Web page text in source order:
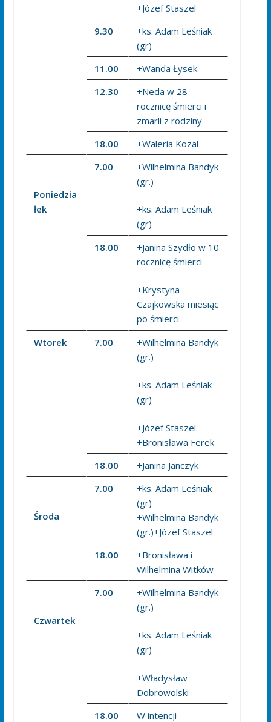
+Józef Staszel
9.30
+ks. Adam Leśniak
(gr)
11.00
+Wanda Łysek
12.30
+Neda w 28
rocznicę śmierci i
zmarli z rodziny
18.00
+Waleria Kozal
Poniedzia
łek
7.00
+Wilhelmina Bandyk
(gr.)
+ks. Adam Leśniak
(gr)
18.00
+Janina Szydło w 10
rocznicę śmierci
+Krystyna
Czajkowska miesiąc
po śmierci
Wtorek
7.00
+Wilhelmina Bandyk
(gr.)
+ks. Adam Leśniak
(gr)
+Józef Staszel
+Bronisława Ferek
18.00
+Janina Janczyk
Środa
7.00
+ks. Adam Leśniak
(gr)
+Wilhelmina Bandyk
(gr.)+Józef Staszel
18.00
+Bronisława i
Wilhelmina Witków
Czwartek
7.00
+Wilhelmina Bandyk
(gr.)
+ks. Adam Leśniak
(gr)
+Władysław
Dobrowolski
18.00
W intencji